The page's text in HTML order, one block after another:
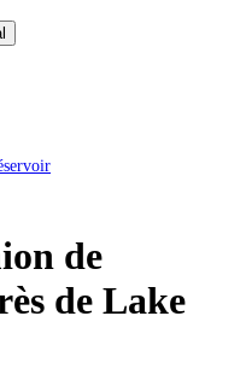
de
de Lake